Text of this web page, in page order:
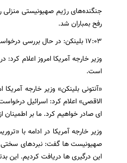
جنگنده‌های رژیم صهیونیستی منزلی
رفح بمباران شد.
۱۷:۰۳ بلینکن: در حال بررسی درخواست کمک نظامی اسرائیل هستیم
است.
«آنتونی بلینکن» وزیر خارجه
الاقصی» اعلام کرد: اسرائیل
ای صادر خواهیم کرد. ما بر اطمینان
صهیونیست ها گفت: نبردهای سختی
این درگیری‌ ها دریافت کردیم. این بدترین